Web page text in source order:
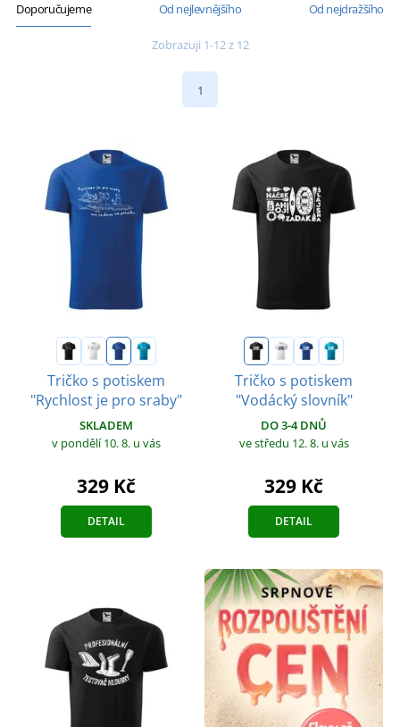
Doporučujeme Od nejlevnějšího Od nejdražšího
Zobrazuji 1-12 z 12
1
Tričko s potiskem
"Rychlost je pro sraby"
SKLADEM
v pondělí 10. 8. u vás
329 Kč
DETAIL
Tričko s potiskem
"Vodácký slovník"
DO 3-4 DNŮ
ve středu 12. 8. u vás
329 Kč
DETAIL